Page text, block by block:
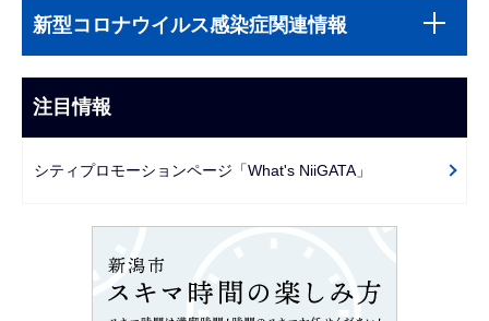
文
こ
ま
で
サ
ブ
ビ
ー
新型コロナウイルス感染症関連情報
注目情報
シティプロモーションページ「What's NiiGATA」